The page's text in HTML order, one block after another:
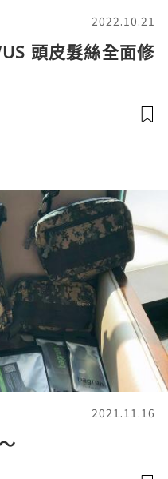
2022.10.21
頭皮髮絲全面修
2021.11.16